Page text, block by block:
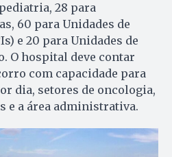
28 para
60 para Unidades de
e 20 para Unidades de
O hospital deve contar
com capacidade para
dia, setores de oncologia,
e a área administrativa.